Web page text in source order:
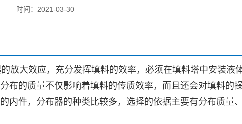
时间：2021-03-30
放大效应，充分发挥填料的效率，必须在填料塔中安装液
布的质量不仅影响着填料的传质效率，而且还会对填料的
内件，分布器的种类比较多，选择的依据主要有分布质量